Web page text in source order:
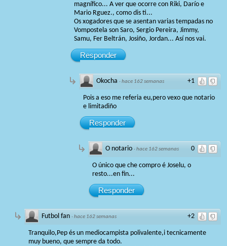
magnífico... A ver que ocorre con Riki, Darío e
Mario Rguez., como dis ti...
Os xogadores que se asentan varias tempadas no
Vompostela son Saro, Sergio Pereira, Jimmy,
Samu, Fer Beltrán, Josiño, Jordan... Así nos vai.
Responder
+1
Okocha ·hace 162 semanas
Pois a eso me referia eu,pero vexo que notario
e limitadiño
Responder
0
O notario ·hace 162 semanas
O único que che compro é Joselu, o
resto...en fin...
Responder
+2
Futbol fan ·hace 162 semanas
Tranquilo,Pep és un mediocampista polivalente,i tecnicamente
muy bueno, que sempre da todo.